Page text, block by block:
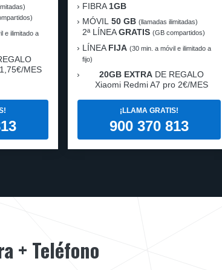
e ilimitado a
MES
FIBRA 1GB
MÓVIL 50 GB (llamadas ilimitadas)
2ª LÍNEAGRATIS (GB compartidos)
LÍNEA FIJA (30 min. a móvil e ilimitado a
fijo)
20GB EXTRA DE REGALO
Xiaomi Redmi A7 pro 2€/MES
¡LLAMA GRATIS!
900 370 813
+ Teléfono